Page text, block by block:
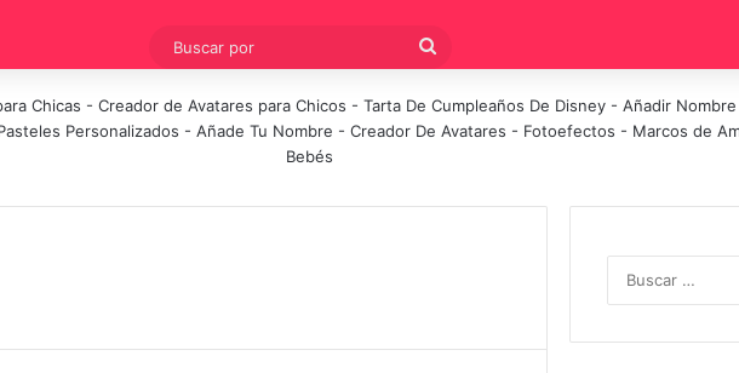
Buscar
Chicas - Creador de Avatares para Chicos - Tarta De Cumpleaños De Disney - Añadir
Personalizados - Añade Tu Nombre - Creador De Avatares - Fotoefectos - Marcos de
Bebés